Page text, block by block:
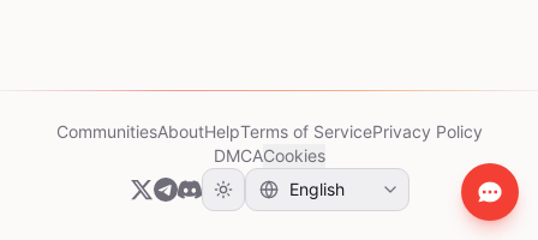
CommunitiesAboutHelpTerms of ServicePrivacy Policy
DMCACookies